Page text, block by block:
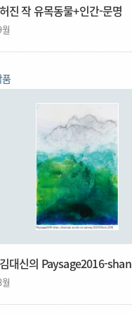
진 작 유목동물+인간-문명
대신의 Paysage2016-shan